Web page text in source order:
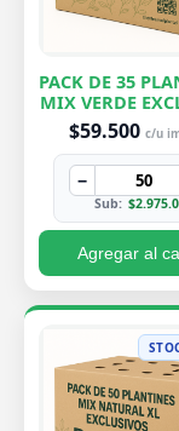
PACK DE 35
MIX VERDE
$59.500 c/u
−
Sub:
Agregar al